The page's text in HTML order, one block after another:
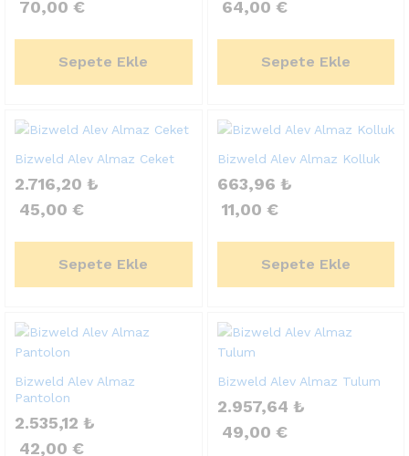
70,00 €
Sepete Ekle
64,00 €
Sepete Ekle
Bizweld Alev Almaz Ceket
2.716,20 ₺
45,00 €
Sepete Ekle
Bizweld Alev Almaz Kolluk
663,96 ₺
11,00 €
Sepete Ekle
Bizweld Alev Almaz
Pantolon
2.535,12 ₺
42,00 €
Bizweld Alev Almaz Tulum
2.957,64 ₺
49,00 €